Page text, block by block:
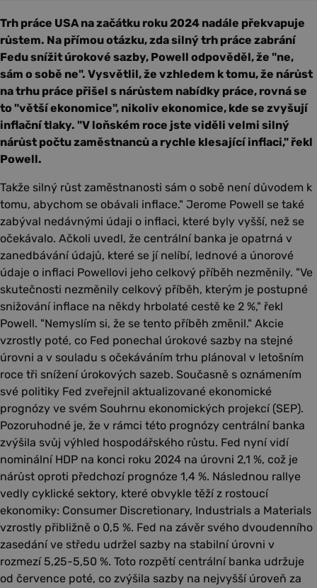
Trh práce USA na začátku roku 2024 nadále překvapuje
růstem. Na přímou otázku, zda silný trh práce zabrání
Fedu snížit úrokové sazby, Powell odpověděl, že "ne,
sám o sobě ne". Vysvětlil, že vzhledem k tomu, že nárůst
na trhu práce přišel s nárůstem nabídky práce, rovná se
to "větší ekonomice", nikoliv ekonomice, kde se zvyšují
inflační tlaky. "V loňském roce jste viděli velmi silný
nárůst počtu zaměstnanců a rychle klesající inflaci," řekl
Powell.
Takže silný růst zaměstnanosti sám o sobě není důvodem k
tomu, abychom se obávali inflace." Jerome Powell se také
zabýval nedávnými údaji o inflaci, které byly vyšší, než se
očekávalo. Ačkoli uvedl, že centrální banka je opatrná v
zanedbávání údajů, které se jí nelíbí, lednové a únorové
údaje o inflaci Powellovi jeho celkový příběh nezměnily. "Ve
skutečnosti nezměnily celkový příběh, kterým je postupné
snižování inflace na někdy hrbolaté cestě ke 2 %," řekl
Powell. "Nemyslím si, že se tento příběh změnil." Akcie
vzrostly poté, co Fed ponechal úrokové sazby na stejné
úrovni a v souladu s očekáváním trhu plánoval v letošním
roce tři snížení úrokových sazeb. Současně s oznámením
své politiky Fed zveřejnil aktualizované ekonomické
prognózy ve svém Souhrnu ekonomických projekcí (SEP).
Pozoruhodné je, že v rámci této prognózy centrální banka
zvýšila svůj výhled hospodářského růstu. Fed nyní vidí
nominální HDP na konci roku 2024 na úrovni 2,1 %, což je
nárůst oproti předchozí prognóze 1,4 %. Následnou rallye
vedly cyklické sektory, které obvykle těží z rostoucí
ekonomiky: Consumer Discretionary, Industrials a Materials
vzrostly přibližně o 0,5 %. Fed na závěr svého dvoudenního
zasedání ve středu udržel sazby na stabilní úrovni v
rozmezí 5,25-5,50 %. Toto rozpětí centrální banka udržuje
od července poté, co zvýšila sazby na nejvyšší úroveň za